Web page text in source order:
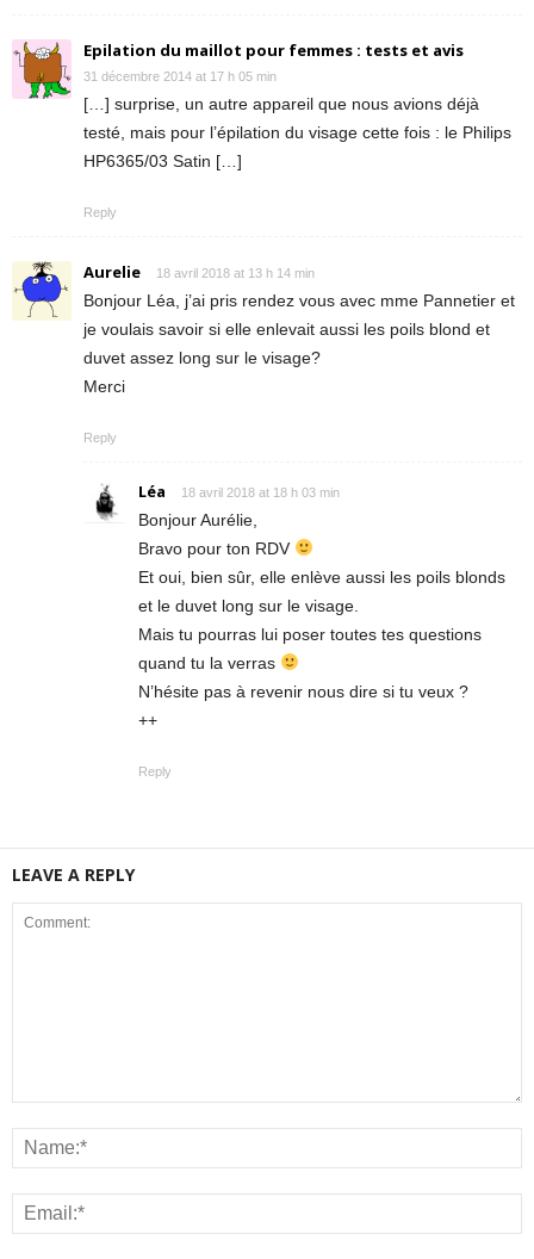
Epilation du maillot pour femmes : tests et avis
31 décembre 2014 at 17 h 05 min
[…] surprise, un autre appareil que nous avions déjà
testé, mais pour l’épilation du visage cette fois : le Philips
HP6365/03 Satin […]
Reply
Aurelie 18 avril 2018 at 13 h 14 min
Bonjour Léa, j’ai pris rendez vous avec mme Pannetier et
je voulais savoir si elle enlevait aussi les poils blond et
duvet assez long sur le visage?
Merci
Reply
Léa 18 avril 2018 at 18 h 03 min
Bonjour Aurélie,
Bravo pour ton RDV
Et oui, bien sûr, elle enlève aussi les poils blonds
et le duvet long sur le visage.
Mais tu pourras lui poser toutes tes questions
quand tu la verras
N’hésite pas à revenir nous dire si tu veux ?
++
Reply
LEAVE A REPLY